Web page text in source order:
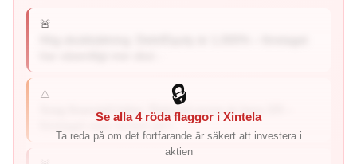
🚨
⚠️
Svag finansiell hälsa: Piotroski-score är bara 3/9 –
🔒
Se alla 4 röda flaggor i Xintela
Ta reda på om det fortfarande är säkert att investera i
aktien